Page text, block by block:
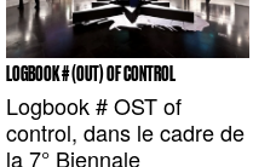
LOGBOOK # (OUT) OF CONTROL
Logbook # OST of
control, dans le cadre de
la 7° Biennale